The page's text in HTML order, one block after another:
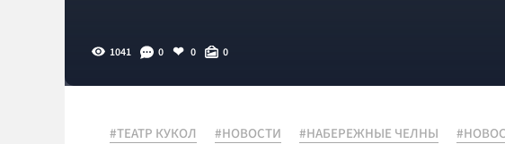
1041 0 0 0
#ТЕАТР КУКОЛ #НОВОСТИ #НАБЕРЕЖНЫЕ ЧЕЛНЫ